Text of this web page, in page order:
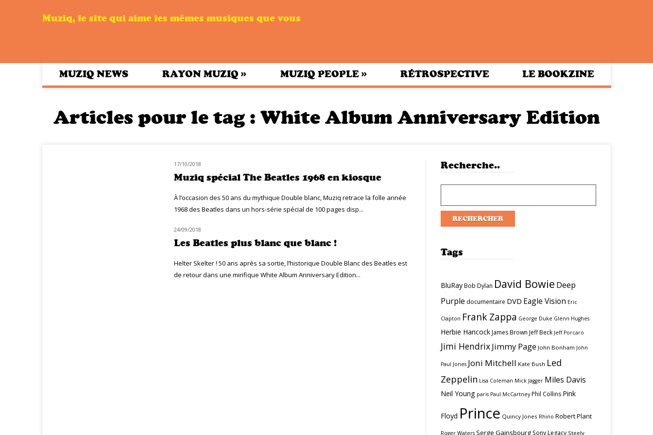
Muziq, le site qui aime les mêmes musiques que vous
MUZIQ NEWS RAYON MUZIQ » MUZIQ PEOPLE » RÉTROSPECTIVE LE BOOKZINE
Articles pour le tag : White Album Anniversary Edition
17/10/2018
Muziq spécial The Beatles 1968 en kiosque
À l’occasion des 50 ans du mythique Double blanc, Muziq retrace la folle année
1968 des Beatles dans un hors-série spécial de 100 pages disp...
24/09/2018
Les Beatles plus blanc que blanc !
Helter Skelter ! 50 ans après sa sortie, l’historique Double Blanc des Beatles est
de retour dans une mirifique White Album Anniversary Edition...
Recherche..
Tags
BluRay Bob Dylan David Bowie Deep
Purple documentaire DVD Eagle Vision Eric
Clapton Frank Zappa George Duke Glenn Hughes
Herbie Hancock James Brown Jeff Beck Jeff Porcaro
Jimi HendrixJimmy Page John Bonham John
Paul Jones Joni Mitchell Kate Bush Led
Zeppelin Lisa Coleman Mick Jagger Miles Davis
Neil Young paris Paul McCartney Phil Collins Pink
Floyd Prince Quincy Jones Rhino Robert Plant
Roger Waters Serge Gainsbourg Sony Legacy Steely